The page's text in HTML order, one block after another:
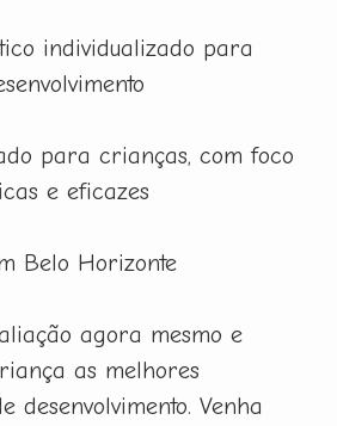
individualizado para
para crianças, com foco
e eficazes
Belo Horizonte
agora mesmo e
as melhores
desenvolvimento. Venha